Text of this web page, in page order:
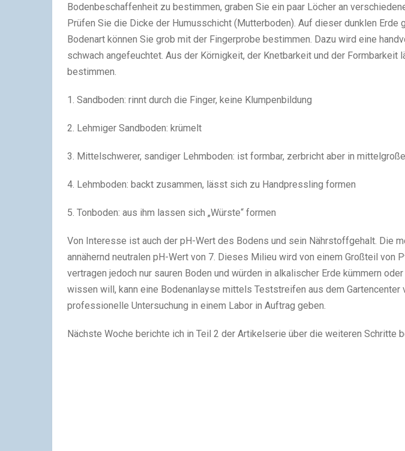
Bodenbeschaffenheit zu bestimmen, graben Sie ein paar Löcher an
Prüfen Sie die Dicke der Humusschicht (Mutterboden). Auf dieser dunklen Erde
Bodenart können Sie grob mit der Fingerprobe bestimmen. Dazu wird eine
schwach angefeuchtet. Aus der Körnigkeit, der Knetbarkeit und der Formbarkeit
bestimmen.
1. Sandboden: rinnt durch die Finger, keine Klumpenbildung
2. Lehmiger Sandboden: krümelt
3. Mittelschwerer, sandiger Lehmboden: ist formbar, zerbricht aber in
4. Lehmboden: backt zusammen, lässt sich zu Handpressling formen
5. Tonboden: aus ihm lassen sich „Würste“ formen
Von Interesse ist auch der pH-Wert des Bodens und sein Nährstoffgehalt. Die
annähernd neutralen pH-Wert von 7. Dieses Milieu wird von einem Großteil von
vertragen jedoch nur sauren Boden und würden in alkalischer Erde kümmern
wissen will, kann eine Bodenanlayse mittels Teststreifen aus dem Gartencenter
professionelle Untersuchung in einem Labor in Auftrag geben.
Nächste Woche berichte ich in Teil 2 der Artikelserie über die weiteren Schritte